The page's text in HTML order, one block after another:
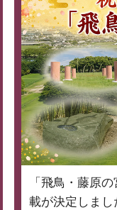
「飛鳥・藤原
載が決定しまし